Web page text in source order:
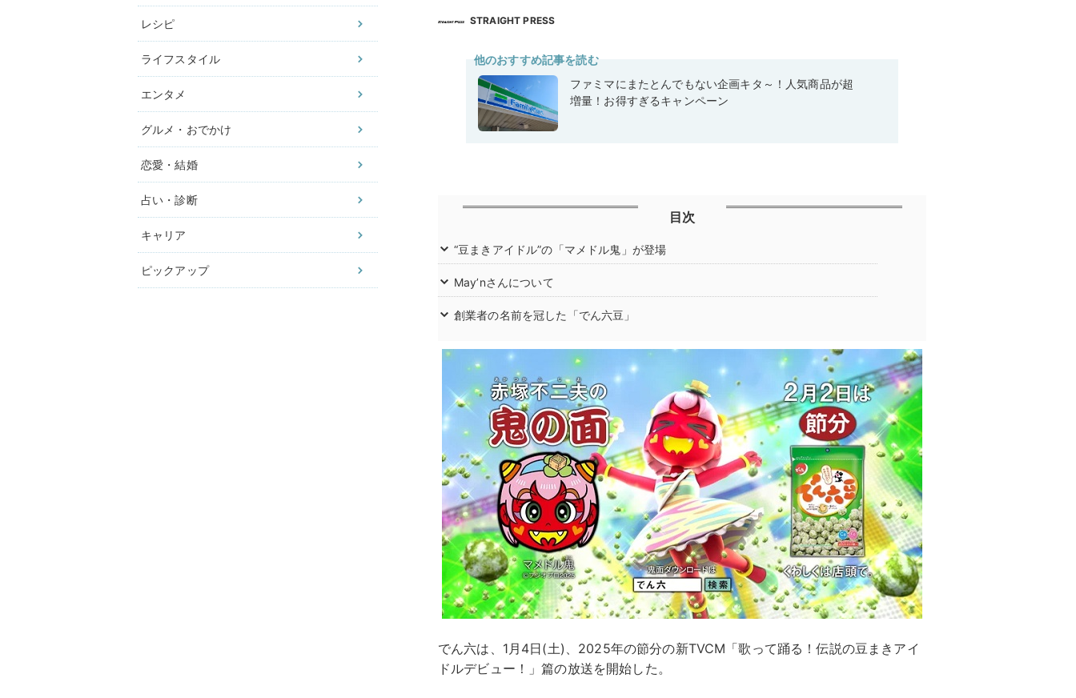
レシピ
ライフスタイル
エンタメ
グルメ・おでかけ
恋愛・結婚
占い・診断
キャリア
ピックアップ
STRAIGHT PRESS
他のおすすめ記事を読む
ファミマにまたとんでもない企画キタ～！人気商品が超
増量！お得すぎるキャンペーン
目次
“豆まきアイドル”の「マメドル鬼」が登場
May’nさんについて
創業者の名前を冠した「でん六豆」
でん六は、1月4日(土)、2025年の節分の新TVCM「歌って踊る！伝説の豆まきアイ
ドルデビュー！」篇の放送を開始した。